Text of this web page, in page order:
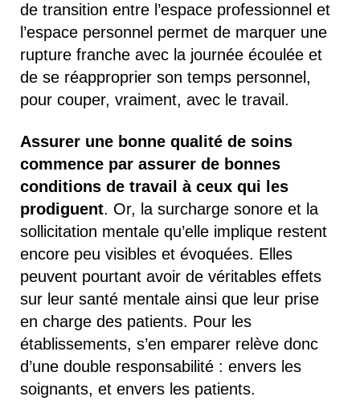
de transition entre l’espace professionnel et
l’espace personnel permet de marquer une
rupture franche avec la journée écoulée et
de se réapproprier son temps personnel,
pour couper, vraiment, avec le travail.
Assurer une bonne qualité de soins
commence par assurer de bonnes
conditions de travail à ceux qui les
prodiguent. Or, la surcharge sonore et la
sollicitation mentale qu’elle implique restent
encore peu visibles et évoquées. Elles
peuvent pourtant avoir de véritables effets
sur leur santé mentale ainsi que leur prise
en charge des patients. Pour les
établissements, s’en emparer relève donc
d’une double responsabilité : envers les
soignants, et envers les patients.